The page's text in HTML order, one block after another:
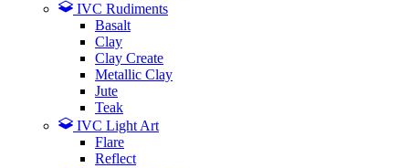
IVC Rudiments
Basalt
Clay
Clay Create
Metallic Clay
Jute
Teak
IVC Light Art
Flare
Reflect